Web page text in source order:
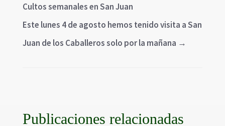
Cultos semanales en San Juan
Este lunes 4 de agosto hemos tenido visita a San
Juan de los Caballeros solo por la mañana →
Publicaciones relacionadas